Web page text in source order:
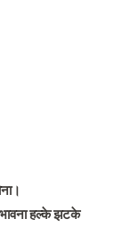
हल्के झटके